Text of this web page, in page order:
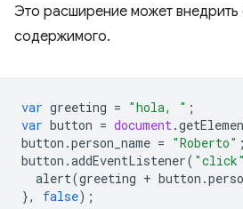
Это расширение может
содержимого.
var greeting = "hola, " ;
var button = document.
button .person_name = "Roberto" ;
button .addEventListener( "click"
alert(greeting + button .
},
false);